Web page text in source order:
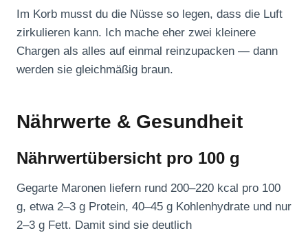
Im Korb musst du die Nüsse so legen, dass die Luft
zirkulieren kann. Ich mache eher zwei kleinere
Chargen als alles auf einmal reinzupacken — dann
werden sie gleichmäßig braun.
Nährwerte & Gesundheit
Nährwertübersicht pro 100 g
Gegarte Maronen liefern rund 200–220 kcal pro 100
g, etwa 2–3 g Protein, 40–45 g Kohlenhydrate und nur
2–3 g Fett. Damit sind sie deutlich